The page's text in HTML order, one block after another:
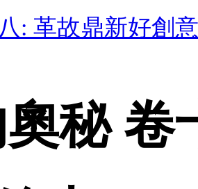
: 革故鼎新好創意
秘 卷